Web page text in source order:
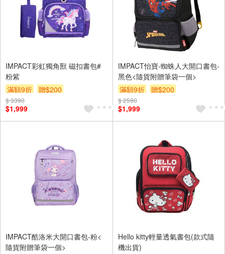
IMPACT彩虹獨角獸 磁扣書包#
粉紫
滿額9折
贈$200
$ 3390
$1,999
IMPACT怡寶-蜘蛛人大開口書包-
黑色<隨貨附贈筆袋一個>
滿額9折
贈$200
$ 2590
$1,999
IMPACT酷洛米大開口書包-粉<
隨貨附贈筆袋一個>
Hello kitty輕量透氣書包(款式隨
機出貨)